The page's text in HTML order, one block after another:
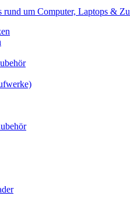
rund um Computer, Laptops &